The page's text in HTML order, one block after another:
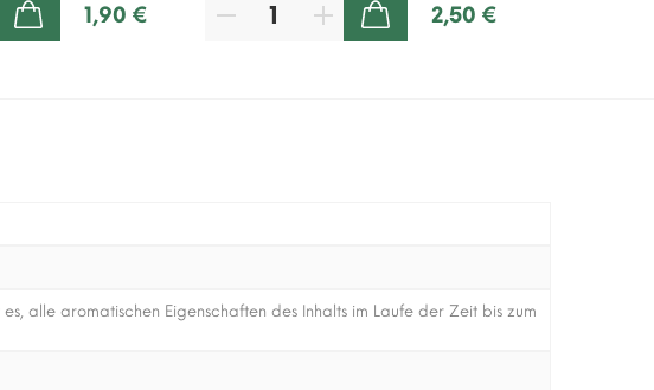
1,90 € 2,50 €
alle aromatischen Eigenschaften des Inhalts im Laufe der Zeit bis zum